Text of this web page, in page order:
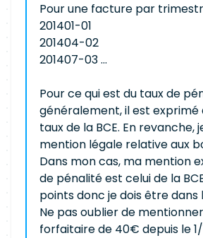
Pour une facture par
201401-01
201404-02
201407-03 ...
Pour ce qui est du taux de
généralement, il est exprimé
taux de la BCE. En revanche,
mention légale relative aux
Dans mon cas, ma mention
de pénalité est celui de la
points donc je dois être dans
Ne pas oublier de
forfaitaire de 40€ depuis le 1/